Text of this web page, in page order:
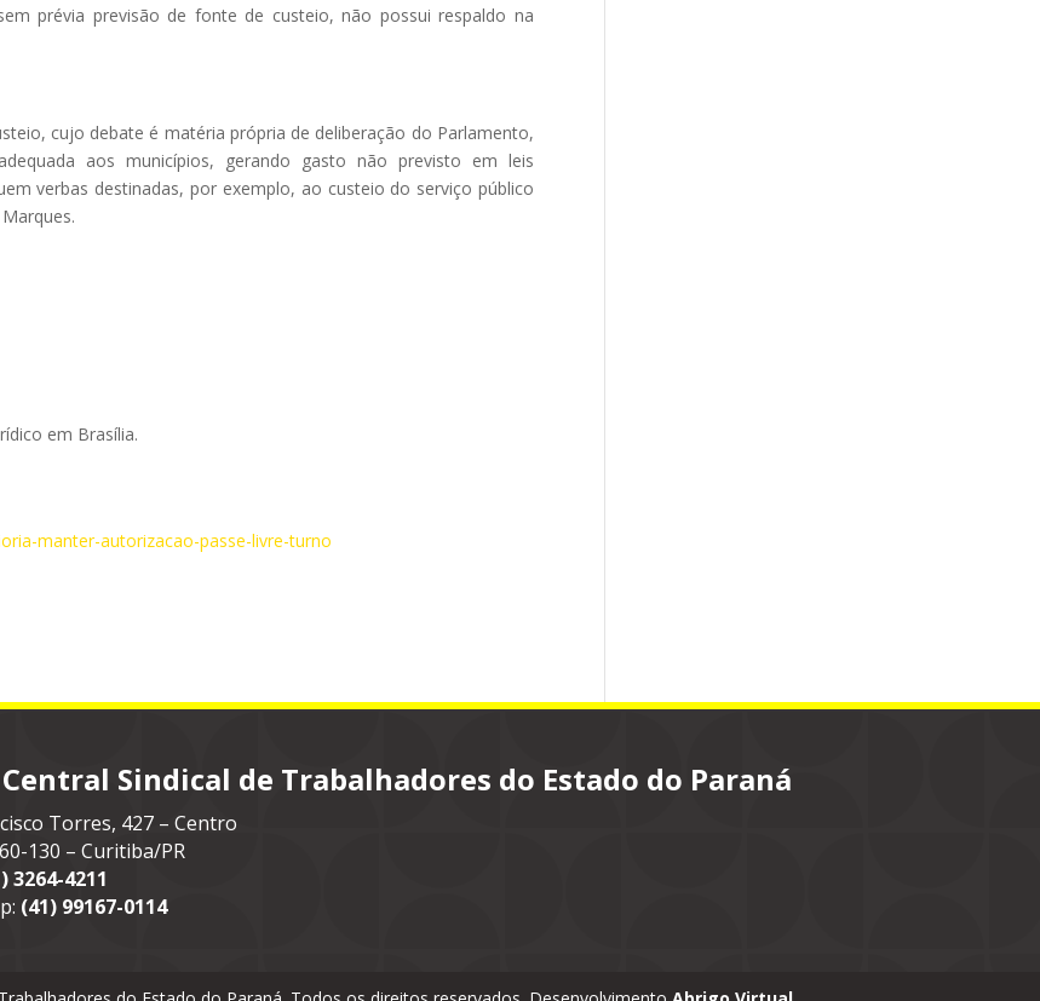
prévia previsão de fonte de custeio, não possui respaldo na
cujo debate é matéria própria de deliberação do Parlamento,
aos municípios, gerando gasto não previsto em leis
verbas destinadas, por exemplo, ao custeio do serviço público
em Brasília.
manter-autorizacao-passe-livre-turno
Sindical de Trabalhadores do Estado do Paraná
Torres, 427 – Centro
130 – Curitiba/PR
3264-4211
(41) 99167-0114